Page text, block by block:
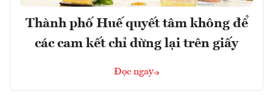
Thành phố Huế quyết tâm không để
các cam kết chỉ dừng lại trên giấy
Đọc ngay